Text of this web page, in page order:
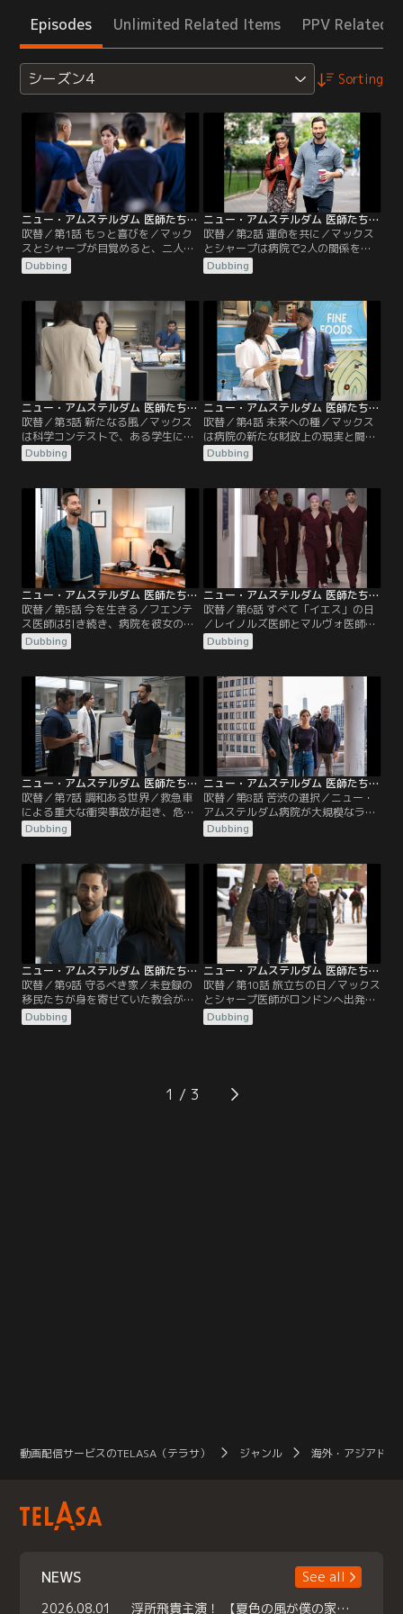
Episodes Unlimited Related Items PPV Related
シーズン4 Sorting
ニュー・アムステルダム 医師たちのカルテ シーズン4 第01話／吹替
吹替／第1話 もっと喜びを／マック
スとシャープが目覚めると、二人は
新たな、より親密な間柄に。イギー
は、病院で起きたある爆発事件を解
を求める。ブルームは救急科に新し
いレジデントたちを迎え微妙な職場
関係をスタート。レイノルズはバプ
ティスト医師と彼の妻リン・マルヴ
ォ医師との間に挟まれ、気まずい立
場に立たされる。
Dubbing
ニュー・アムステルダム 医師たちのカルテ シーズン4 第02話／吹替
吹替／第2話 運命を共に／マックス
とシャープは病院で2人の関係を公
表する。チームは混雑して人手不足
のICUを切り盛りするために奮闘
度なダメ出しをしてレジデントたち
を遠ざけてしまう。
Dubbing
ニュー・アムステルダム 医師たちのカルテ シーズン4 第03話／吹替
吹替／第3話 新たなる風／マックス
は科学コンテストで、ある学生に助
言をするが、彼女の素晴らしい発明
が法的問題に発展してしまう。ブル
もっと積極的になるよう促す。イギ
ーは謙虚になり、ある教訓を得る。
ブラントリーはある発表をして職員
たちを驚かせる。
Dubbing
ニュー・アムステルダム 医師たちのカルテ シーズン4 第04話／吹替
吹替／第4話 未来への種／マックス
は病院の新たな財政上の現実と闘
う。シャープ医師は手遅れになる前
に患者たちにがん検診の再検査を受
ワリ医師の新しい夜勤スケジュール
に悩む。レイノルズはマルヴォ医師
と将来についての興味深い会話をす
る。
Dubbing
ニュー・アムステルダム 医師たちのカルテ シーズン4 第05話／吹替
吹替／第5話 今を生きる／フエンテ
ス医師は引き続き、病院を彼女の思
い描く姿へ作り替えようとする。マ
ックスは困っている患者を助けるた
とても深刻な問題をめぐり、対立す
ることに。レイノルズは個人的責任
の重要性に気づく。ブルームは母に
関するある事実に気づきショックを
受ける。
Dubbing
ニュー・アムステルダム 医師たちのカルテ シーズン4 第06話／吹替
吹替／第6話 すべて「イエス」の日
／レイノルズ医師とマルヴォ医師は
バプティスト医師と腹を割って話し
合う。シャープの昔の知り合いが現
面を知る。イギーは若い2人の患者
と彼らの家族の間を仲裁する。ワイ
ルダー医師は病院のスタッフに加わ
ってほしいというマックスのオファ
ーを再検討する。
Dubbing
ニュー・アムステルダム 医師たちのカルテ シーズン4 第07話／吹替
吹替／第7話 調和ある世界／救急車
による重大な衝突事故が起き、危険
な目論見の存在が判明。マックスと
ブルームは衝撃を受ける。フエンテ
う圧力をかけ、シャープは自らが行
った経費削減が、自分の科において
逆効果を生んでしまったと気づく。
レイノルズとバプティスト、マルヴ
ォは何とか妥協点を見つけようと試
みる。
Dubbing
ニュー・アムステルダム 医師たちのカルテ シーズン4 第08話／吹替
吹替／第8話 苦渋の選択／ニュー・
アムステルダム病院が大規模なラン
サムウェア攻撃を受け、マックスは
苦渋の決断を迫られる。
Dubbing
ニュー・アムステルダム 医師たちのカルテ シーズン4 第09話／吹替
吹替／第9話 守るべき家／未登録の
移民たちが身を寄せていた教会が火
事で焼失し、マックスは彼らを助け
るために思い切った手段に出る。シ
惑。ブラントリーはフエンテス医師
がもたらす状況を正す方策を考え
Dubbing
ニュー・アムステルダム 医師たちのカルテ シーズン4 第10話／吹替
吹替／第10話 旅立ちの日／マックス
とシャープ医師がロンドンへ出発し
ようとした時、病院で恐ろしい耐性
菌が広まり2人は院内へ戻る。レイ
親が現実と向き合うのを助ける。
Dubbing
1
動画配信サービスのTELASA（テラサ） ジャンル 海外・アジアドラ
NEWS
See all
2026.08.01
浮所飛貴主演！ 【夏色の風が僕の家にやってきた】 本日よりテラサで独占配信スタート！